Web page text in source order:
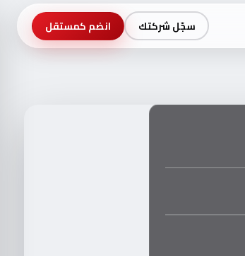
سجّل شركتك انضم كمستقل